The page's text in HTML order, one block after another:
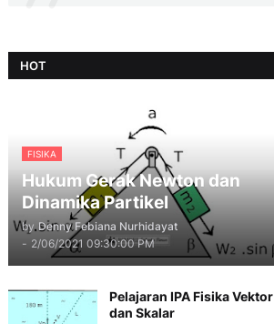
HOT
FISIKA
Hukum Gerak Newton dan
Dinamika Partikel
by Denny Febiana Nurhidayat
- 2/06/2021 09:30:00 PM
Pelajaran IPA Fisika Vektor
dan Skalar